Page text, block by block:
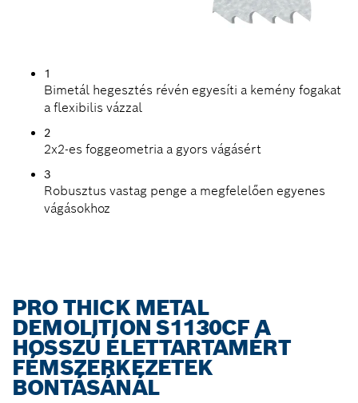
1
Bimetál hegesztés révén egyesíti a kemény fogakat
a flexibilis vázzal
2
2x2-es foggeometria a gyors vágásért
3
Robusztus vastag penge a megfelelően egyenes
vágásokhoz
PRO THICK METAL
DEMOLITION S1130CF A
HOSSZÚ ÉLETTARTAMÉRT
FÉMSZERKEZETEK
BONTÁSÁNÁL